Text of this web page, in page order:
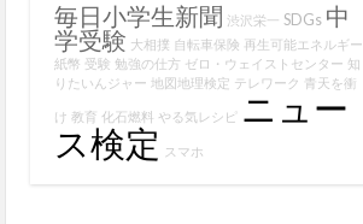
毎日小学生新聞 渋沢栄一 SDGs 中
学受験 大相撲 自転車保険 再生可能エネルギー
紙幣 受験 勉強の仕方 ゼロ・ウェイストセンター 知
りたいんジャー 地図地理検定 テレワーク 青天を衝
け 教育 化石燃料 やる気レシピ
ニュー
ス検定
スマホ